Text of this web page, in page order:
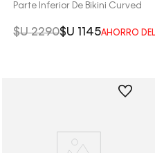
50%
Parte Inferior De Bikini Curved
$U 2290$U 1145AHORRO